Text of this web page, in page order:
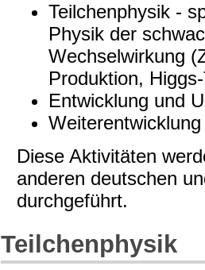
Teilchenphysik -
Physik der
Wechselwirkung
Produktion,
Entwicklung und
Diese Aktivitäten
anderen deutschen
durchgeführt.
Teilchenphysik